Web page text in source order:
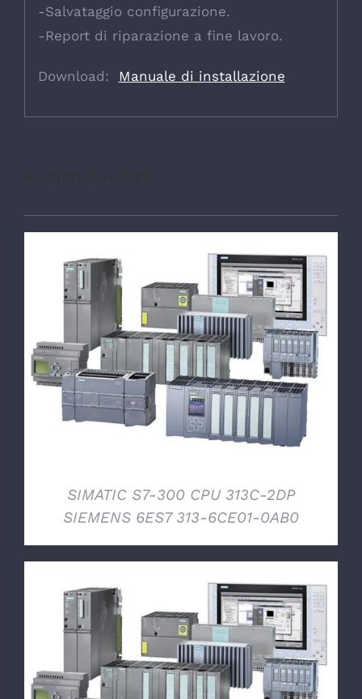
-Salvataggio configurazione.
-Report di riparazione a fine lavoro.
Download: Manuale di installazione
DETTAGLI
SIMATIC S7-300 CPU 313C-2DP
SIEMENS 6ES7 313-6CE01-0AB0
DETTAGLI